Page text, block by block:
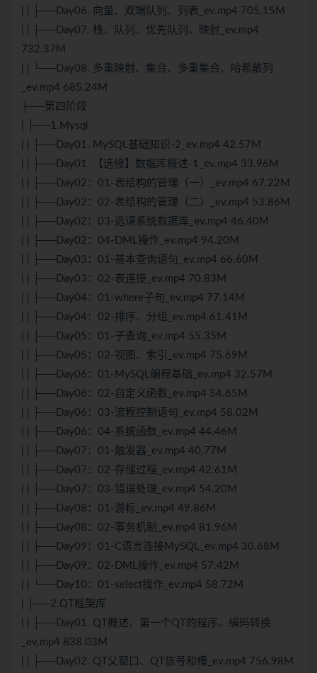
| | ├──Day06. 向量、双端队列、列表_ev.mp4 705.15M
| | ├──Day07. 栈、队列、优先队列、映射_ev.mp4
732.37M
| | └──Day08. 多重映射、集合、多重集合、哈希散列
_ev.mp4 685.24M
├──第四阶段
| ├──1.Mysql
| | ├──Day01. MySQL基础知识-2_ev.mp4 42.57M
| | ├──Day01. 【选修】数据库概述-1_ev.mp4 33.96M
| | ├──Day02：01-表结构的管理（一）_ev.mp4 67.22M
| | ├──Day02：02-表结构的管理（二）_ev.mp4 53.86M
| | ├──Day02：03-选课系统数据库_ev.mp4 46.40M
| | ├──Day02：04-DML操作_ev.mp4 94.20M
| | ├──Day03：01-基本查询语句_ev.mp4 66.60M
| | ├──Day03：02-表连接_ev.mp4 70.83M
| | ├──Day04：01-where子句_ev.mp4 77.14M
| | ├──Day04：02-排序、分组_ev.mp4 61.41M
| | ├──Day05：01-子查询_ev.mp4 55.35M
| | ├──Day05：02-视图、索引_ev.mp4 75.69M
| | ├──Day06：01-MySQL编程基础_ev.mp4 32.57M
| | ├──Day06：02-自定义函数_ev.mp4 54.65M
| | ├──Day06：03-流程控制语句_ev.mp4 58.02M
| | ├──Day06：04-系统函数_ev.mp4 44.46M
| | ├──Day07：01-触发器_ev.mp4 40.77M
| | ├──Day07：02-存储过程_ev.mp4 42.61M
| | ├──Day07：03-错误处理_ev.mp4 54.20M
| | ├──Day08：01-游标_ev.mp4 49.86M
| | ├──Day08：02-事务机制_ev.mp4 81.96M
| | ├──Day09：01-C语言连接MySQL_ev.mp4 30.68M
| | ├──Day09：02-DML操作_ev.mp4 57.42M
| | └──Day10：01-select操作_ev.mp4 58.72M
| ├──2.QT框架库
| | ├──Day01. QT概述、第一个QT的程序、编码转换
_ev.mp4 838.03M
| | ├──Day02. QT父窗口、QT信号和槽_ev.mp4 756.98M